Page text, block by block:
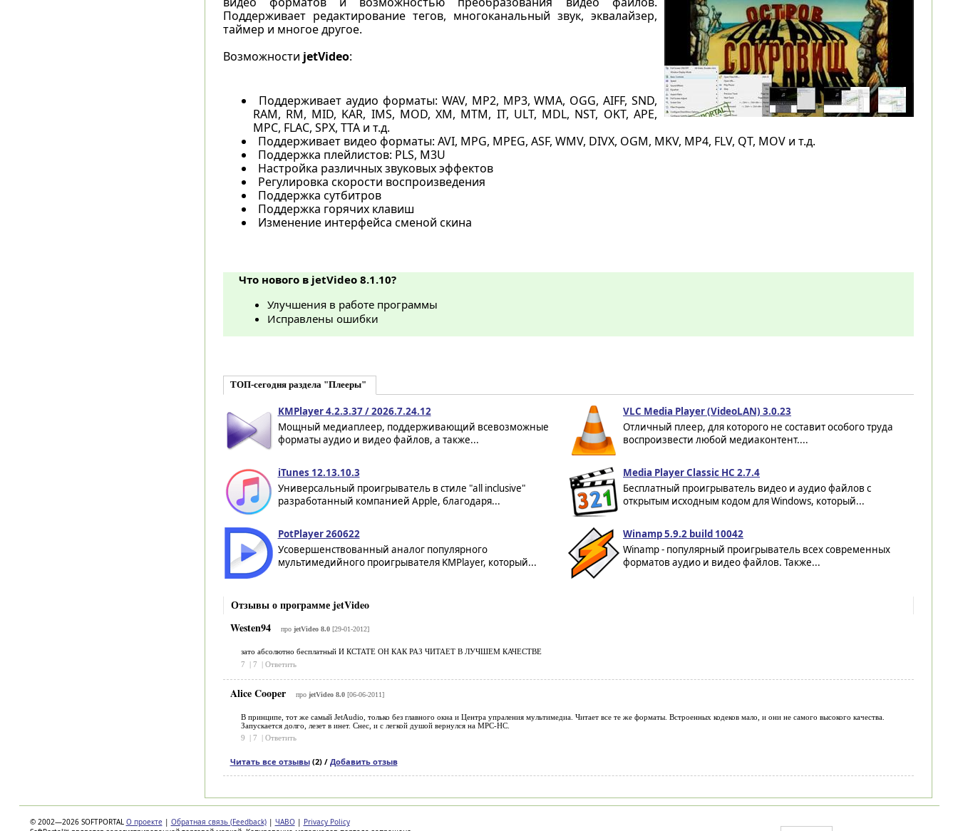
Поддерживает редактирование тегов, многоканальный звук, эквалайзер,
таймер и многое другое.
Возможности jetVideo:
Поддерживает аудио форматы: WAV, MP2, MP3, WMA, OGG, AIFF, SND,
RAM, RM, MID, KAR, IMS, MOD, XM, MTM, IT, ULT, MDL, NST, OKT, APE,
MPC, FLAC, SPX, TTA и т.д.
Поддерживает видео форматы: AVI, MPG, MPEG, ASF, WMV, DIVX, OGM, MKV, MP4, FLV, QT, MOV и т.д.
Поддержка плейлистов: PLS, M3U
Настройка различных звуковых эффектов
Регулировка скорости воспроизведения
Поддержка сутбитров
Поддержка горячих клавиш
Изменение интерфейса сменой скина
Что нового в jetVideo 8.1.10?
Улучшения в работе программы
Исправлены ошибки
ТОП-сегодня раздела "Плееры"
KMPlayer 4.2.3.37 / 2026.7.24.12
Мощный медиаплеер, поддерживающий всевозможные
форматы аудио и видео файлов, а также...
VLC Media Player (VideoLAN) 3.0.23
Отличный плеер, для которого не составит особого труда
воспроизвести любой медиаконтент....
iTunes 12.13.10.3
Универсальный проигрыватель в стиле "all inclusive"
разработанный компанией Apple, благодаря...
Media Player Classic HC 2.7.4
Бесплатный проигрыватель видео и аудио файлов с
открытым исходным кодом для Windows, который...
PotPlayer 260622
Усовершенствованный аналог популярного
мультимедийного проигрывателя KMPlayer, который...
Winamp 5.9.2 build 10042
Winamp - популярный проигрыватель всех современных
форматов аудио и видео файлов. Также...
Отзывы о программе jetVideo
Westen94
про jetVideo 8.0[29-01-2012]
зато абсолютно бесплатный И КСТАТЕ ОН КАК РАЗ ЧИТАЕТ В ЛУЧШЕМ КАЧЕСТВЕ
7
| 7 | Ответить
Alice Cooper про jetVideo 8.0[06-06-2011]
В принципе, тот же самый JetAudio, только без главного окна и Центра упраления мультимедиа. Читает все те же форматы. Встроенных кодеков мало, и они не самого высокого качества.
Запускается долго, лезет в инет. Снес, и с легкой душой вернулся на MPC-HC.
9
| 7 | Ответить
Читать все отзывы(2) / Добавить отзыв
© 2002—2026 SOFTPORTAL О проекте | Обратная связь (Feedback) | ЧАВО | Privacy Policy